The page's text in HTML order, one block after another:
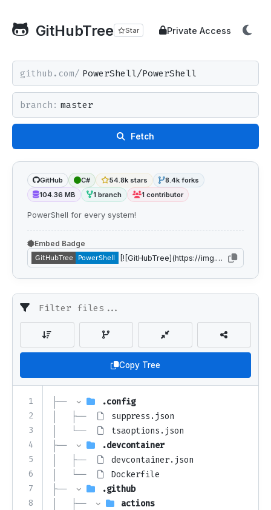
GitHubTree Star Private Access
github.com/
branch:
Fetch
GitHub C# 54.8k stars
8.4k forks
104.36 MB
1 branch 1 contributor
PowerShell for every system!
Embed Badge
Copy Tree
1
2
3
4
5
6
7
8
├──
.config
│   ├──
suppress.json
│   └──
tsaoptions.json
├──
.devcontainer
│   ├──
devcontainer.json
│   └──
Dockerfile
├──
.github
│   ├──
actions